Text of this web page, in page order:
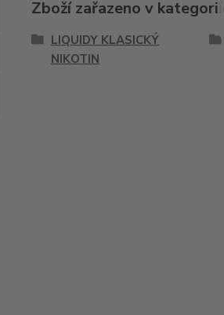
Zboží zařazeno v
LIQUIDY KLASICKÝ
NIKOTIN